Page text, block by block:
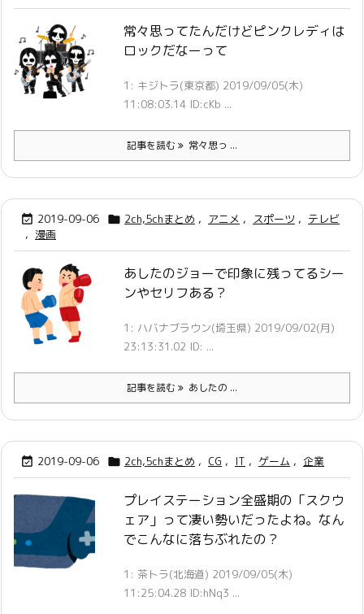
常々思ってたんだけどピンクレディは
ロックだなーって
1: キジトラ(東京都) 2019/09/05(木)
11:08:03.14 ID:cKb ...
記事を読む 常々思っ ...
 2019-09-06  2ch,5chまとめ , アニメ , スポーツ , テレビ
, 漫画
あしたのジョーで印象に残ってるシー
ンやセリフある？
1: ハバナブラウン(埼玉県) 2019/09/02(月)
23:13:31.02 ID: ...
記事を読む あしたの ...
 2019-09-06  2ch,5chまとめ , CG , IT , ゲーム , 企業
プレイステーション全盛期の「スクウ
ェア」って凄い勢いだったよね。なん
でこんなに落ちぶれたの？
1: 茶トラ(北海道) 2019/09/05(木)
11:25:04.28 ID:hNq3 ...